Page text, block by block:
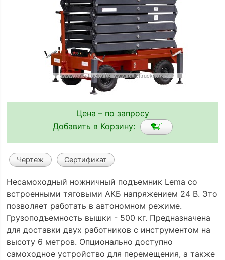
Цена – по запросу
Добавить в Корзину:
Чертеж Сертификат
Несамоходный ножничный подъемник Lema со
встроенными тяговыми АКБ напряжением 24 В. Это
позволяет работать в автономном режиме.
Грузоподъемность вышки - 500 кг. Предназначена
для доставки двух работников с инструментом на
высоту 6 метров. Опционально доступно
самоходное устройство для перемещения, а также